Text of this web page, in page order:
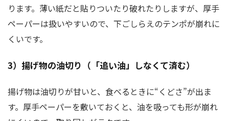
ります。薄い紙だと貼りついたり破れたりしますが、厚手
ペーパーは扱いやすいので、下ごしらえのテンポが崩れに
くいです。
3）揚げ物の油切り（「追い油」しなくて済む）
揚げ物は油切りが甘いと、食べるときに“くどさ”が出ま
す。厚手ペーパーを敷いておくと、油を吸っても形が崩れ